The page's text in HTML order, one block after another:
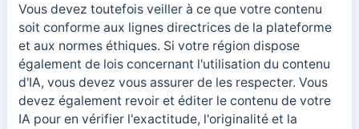
Vous devez toutefois veiller à ce que votre contenu
soit conforme aux lignes directrices de la plateforme
et aux normes éthiques. Si votre région dispose
également de lois concernant l'utilisation du contenu
d'IA, vous devez vous assurer de les respecter. Vous
devez également revoir et éditer le contenu de votre
IA pour en vérifier l'exactitude, l'originalité et la